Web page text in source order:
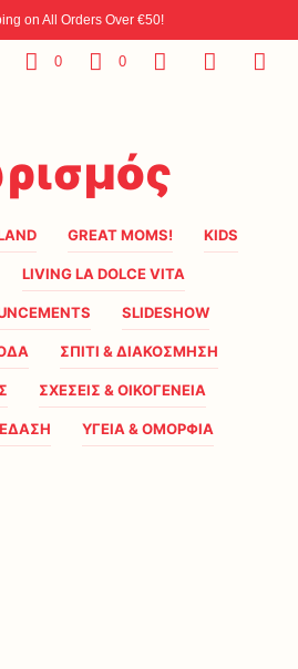
on All Orders Over €50!
0 0
GREAT MOMS! KIDS
LIVING LA DOLCE VITA
SLIDESHOW
ΣΠΙΤΙ & ΔΙΑΚΟΣΜΗΣΗ
ΣΧΕΣΕΙΣ & ΟΙΚΟΓΕΝΕΙΑ
ΥΓΕΙΑ & ΟΜΟΡΦΙΑ